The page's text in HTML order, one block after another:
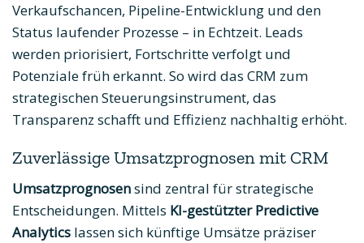
Verkaufschancen, Pipeline-Entwicklung und den
Status laufender Prozesse – in Echtzeit. Leads
werden priorisiert, Fortschritte verfolgt und
Potenziale früh erkannt. So wird das CRM zum
strategischen Steuerungsinstrument, das
Transparenz schafft und Effizienz nachhaltig erhöht.
Zuverlässige Umsatzprognosen mit CRM
Umsatzprognosensind zentral für strategische
Entscheidungen. Mittels KI-gestützter Predictive
Analytics lassen sich künftige Umsätze präziser